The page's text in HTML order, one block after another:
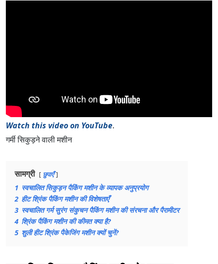
Watch this video on YouTube.
गर्मी सिकुड़ने वाली मशीन
सामग्री छुपाएँ
1 स्वचालित सिकुड़न पैकिंग मशीन के व्यापक अनुप्रयोग
2 हीट श्रिंक पैकिंग मशीन की विशेषताएँ
3 स्वचालित गर्म सुरंग संकुचन पैकिंग मशीन की संरचना और पैरामीटर
4 श्रिंक पैकिंग मशीन की कीमत क्या है?
5 शुली हीट श्रिंक पैकेजिंग मशीन क्यों चुनें?